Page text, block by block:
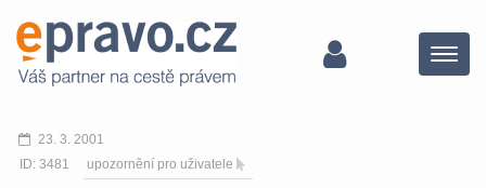
Menu
23. 3. 2001
ID: 3481
upozornění pro uživatele